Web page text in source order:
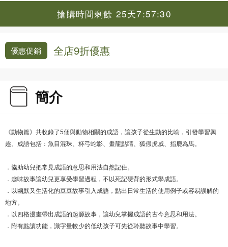
搶購時間剩餘 25天7:57:30
優惠促銷 全店9折優惠
簡介
《動物篇》共收錄了5個與動物相關的成語，讓孩子從生動的比喻，引發學習興
趣。成語包括：魚目混珠、杯弓蛇影、畫龍點睛、狐假虎威、指鹿為馬。
．協助幼兒把常見成語的意思和用法自然記住。
．趣味故事讓幼兒更享受學習過程，不以死記硬背的形式學成語。
．以幽默又生活化的豆豆故事引入成語，點出日常生活的使用例子或容易誤解的
地方。
．以四格漫畫帶出成語的起源故事，讓幼兒掌握成語的古今意思和用法。
．附有點讀功能，識字量較少的低幼孩子可先從聆聽故事中學習。